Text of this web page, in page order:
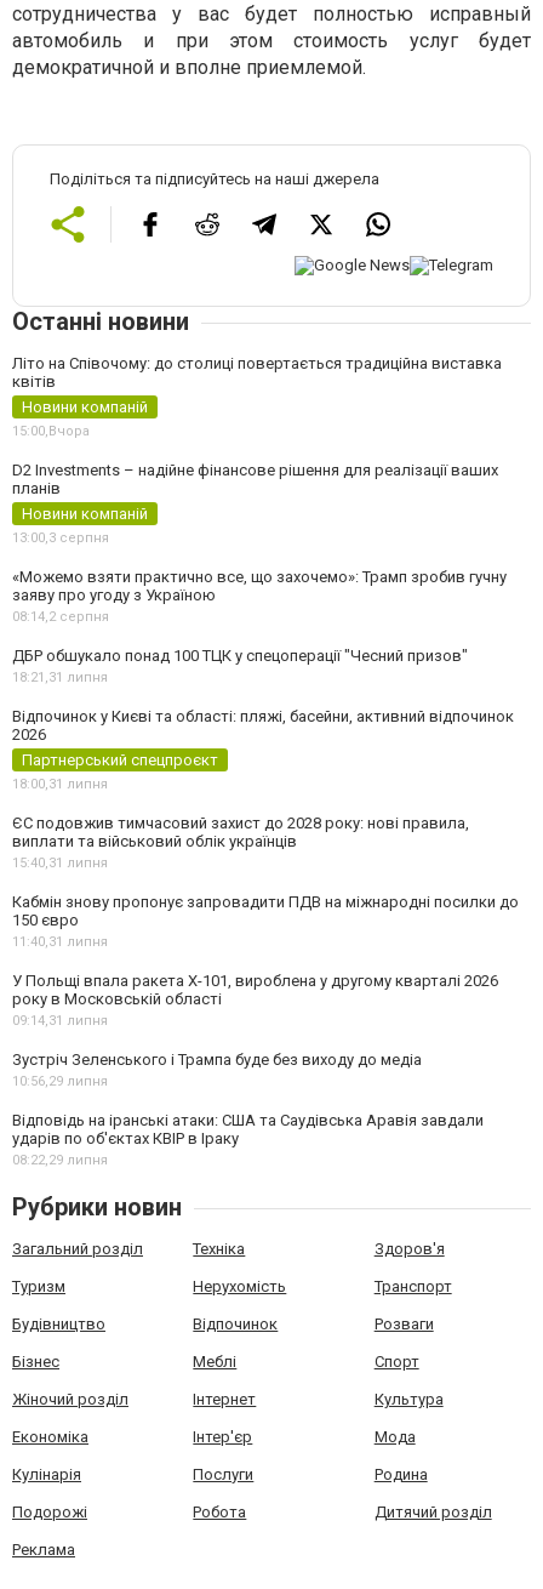
сотрудничества у вас будет полностью исправный
автомобиль и при этом стоимость услуг будет
демократичной и вполне приемлемой.
Поділіться та підписуйтесь на наші джерела
Останні новини
Літо на Співочому: до столиці повертається традиційна виставка
квітів
Новини компаній
15:00, Вчора
D2 Investments – надійне фінансове рішення для реалізації ваших
планів
Новини компаній
13:00, 3 серпня
«Можемо взяти практично все, що захочемо»: Трамп зробив гучну
заяву про угоду з Україною
08:14, 2 серпня
ДБР обшукало понад 100 ТЦК у спецоперації "Чесний призов"
18:21, 31 липня
Відпочинок у Києві та області: пляжі, басейни, активний відпочинок
2026
Партнерський спецпроєкт
18:00, 31 липня
ЄС подовжив тимчасовий захист до 2028 року: нові правила,
виплати та військовий облік українців
15:40, 31 липня
Кабмін знову пропонує запровадити ПДВ на міжнародні посилки до
150 євро
11:40, 31 липня
У Польщі впала ракета Х-101, вироблена у другому кварталі 2026
року в Московській області
09:14, 31 липня
Зустріч Зеленського і Трампа буде без виходу до медіа
10:56, 29 липня
Відповідь на іранські атаки: США та Саудівська Аравія завдали
ударів по об'єктах КВІР в Іраку
08:22, 29 липня
Рубрики новин
Загальний розділ Техніка Здоров'я
Туризм Нерухомість Транспорт
Будівництво Відпочинок Розваги
Бізнес Меблі Спорт
Жіночий розділ Інтернет Культура
Економіка Інтер'єр Мода
Кулінарія Послуги Родина
Подорожі Робота Дитячий розділ
Реклама